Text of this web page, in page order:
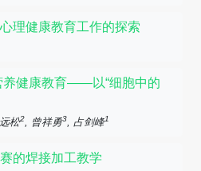
理健康教育工作的探索
养健康教育——以“细胞中的
松2, 曾祥勇3, 占剑峰1
的焊接加工教学